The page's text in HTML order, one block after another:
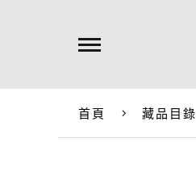
首頁 藏品目錄